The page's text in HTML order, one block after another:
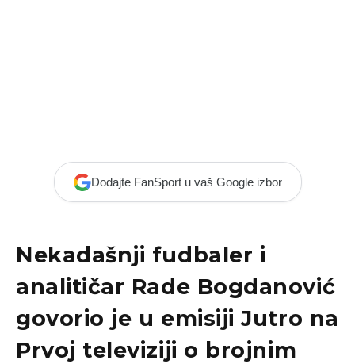
Dodajte FanSport u vaš Google izbor
​Nekadašnji fudbaler i
analitičar Rade Bogdanović
govorio je u emisiji Jutro na
Prvoj televiziji o brojnim